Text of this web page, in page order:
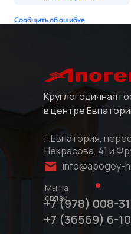
Круглогодичная
в центре
+7 (978) 008-
+7 (36569) 6-
info@apogey-
г.Евпатория,
Некрасова, 41 и
Мы на
связи